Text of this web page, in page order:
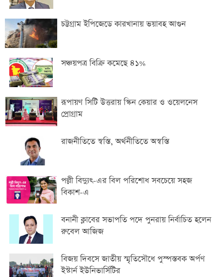
চট্টগ্রাম ইপিজেডে কারখানায় ভয়াবহ আগুন
সঞ্চয়পত্র বিক্রি কমেছে ৪১%
রূপায়ণ সিটি উত্তরায় স্কিন কেয়ার ও ওয়েলনেস
প্রোগ্রাম
রাজনীতিতে স্বস্তি, অর্থনীতিতে অস্বস্তি
পল্লী বিদ্যুৎ-এর বিল পরিশোধ সবচেয়ে সহজ
বিকাশ-এ
বনানী ক্লাবের সভাপতি পদে পুনরায় নির্বাচিত হলেন
রুবেল আজিজ
বিজয় দিবসে জাতীয় স্মৃতিসৌধে পুস্পস্তবক অর্পণ
ইস্টার্ন ইউনিভার্সিটির